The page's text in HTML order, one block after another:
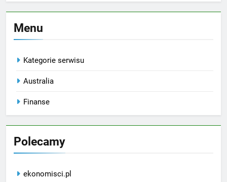
Menu
Kategorie serwisu
Australia
Finanse
Polecamy
ekonomisci.pl